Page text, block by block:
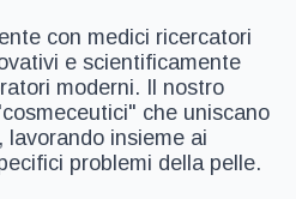
con medici ricercatori
e scientificamente
moderni. Il nostro
che uniscano
insieme ai
problemi della pelle.